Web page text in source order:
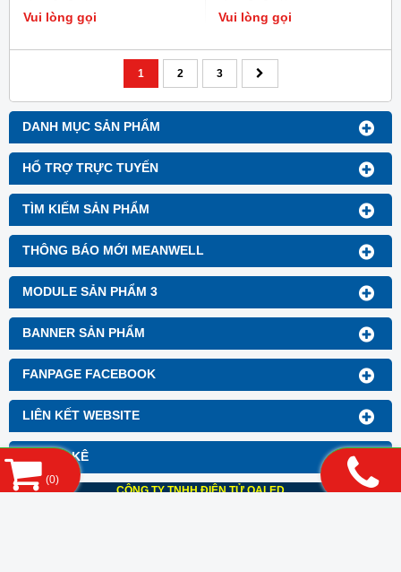
DANH MỤC SẢN PHẨM
HỔ TRỢ TRỰC TUYẾN
TÌM KIẾM SẢN PHẨM
THÔNG BÁO MỚI MEANWELL
MODULE SẢN PHẨM 3
BANNER SẢN PHẨM
FANPAGE FACEBOOK
LIÊN KẾT WEBSITE
THỐNG KÊ
Vui lòng gọi Vui lòng gọi
1 2 3
CÔNG TY TNHH ĐIỆN TỬ QALED
(0)